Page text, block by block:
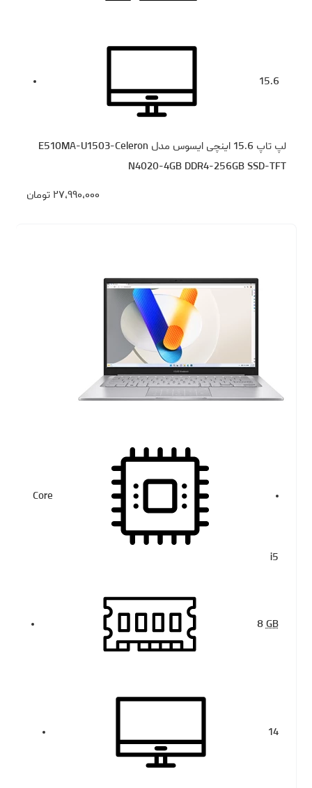
15.6
لپ تاپ 15.6 اینچی ایسوس مدل E510MA-U1503-Celeron
N4020-4GB DDR4-256GB SSD-TFT
۲۷،۹۹۰،۰۰۰ تومان
Core
i5
8GB
14